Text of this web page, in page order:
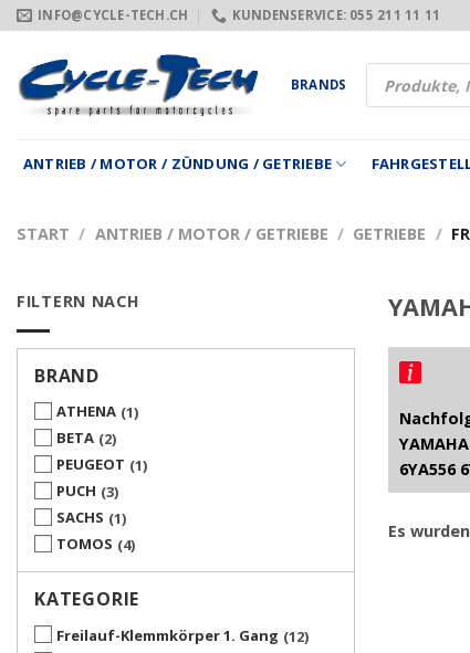
Zum
Inhalt
springen
INFO@CYCLE-TECH.CH KUNDENSERVICE: 055 211 11 11
BRANDS
Products
search
ANTRIEB / MOTOR / ZÜNDUNG / GETRIEBE
START / ANTRIEB / MOTOR / GETRIEBE / GETRIEBE /
FILTERN NACH
BRAND
ATHENA 1
BETA 2
PEUGEOT 1
PUCH 3
SACHS 1
TOMOS
4
KATEGORIE
Freilauf-Klemmkörper 1. Gang 12
6YA556
Es